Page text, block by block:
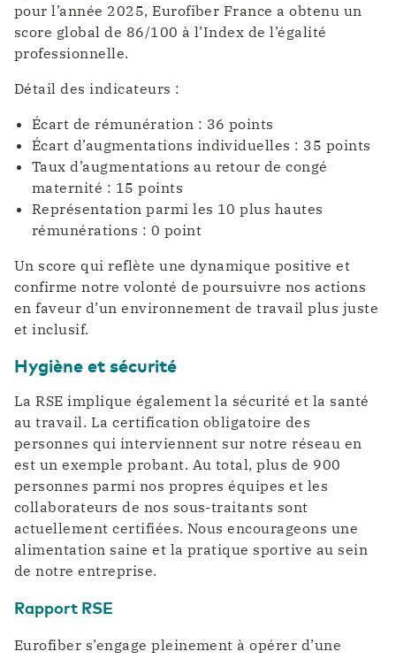
pour l’année 2025, Eurofiber France a obtenu un
score global de 86/100 à l’Index de l’égalité
professionnelle.
Détail des indicateurs :
Écart de rémunération : 36 points
Écart d’augmentations individuelles : 35 points
Taux d’augmentations au retour de congé
maternité : 15 points
Représentation parmi les 10 plus hautes
rémunérations : 0 point
Un score qui reflète une dynamique positive et
confirme notre volonté de poursuivre nos actions
en faveur d’un environnement de travail plus juste
et inclusif.
Hygiène et sécurité
La RSE implique également la sécurité et la santé
au travail. La certification obligatoire des
personnes qui interviennent sur notre réseau en
est un exemple probant. Au total, plus de 900
personnes parmi nos propres équipes et les
collaborateurs de nos sous-traitants sont
actuellement certifiées. Nous encourageons une
alimentation saine et la pratique sportive au sein
de notre entreprise.
Rapport RSE
Eurofiber s’engage pleinement à opérer d’une